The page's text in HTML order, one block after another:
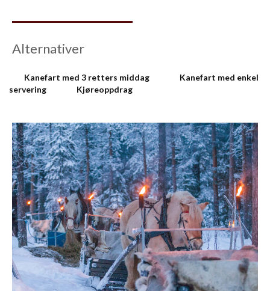
Alternativer
Kanefart med 3 retters middag
Kanefart med enkel
servering
Kjøreoppdrag